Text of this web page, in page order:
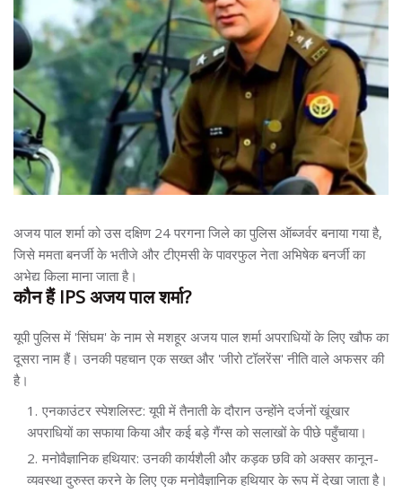
अजय पाल शर्मा को उस दक्षिण 24 परगना जिले का पुलिस ऑब्जर्वर बनाया गया है,
जिसे ममता बनर्जी के भतीजे और टीएमसी के पावरफुल नेता अभिषेक बनर्जी का
अभेद्य किला माना जाता है।
कौन हैं IPS अजय पाल शर्मा?
यूपी पुलिस में 'सिंघम' के नाम से मशहूर अजय पाल शर्मा अपराधियों के लिए खौफ का
दूसरा नाम हैं। उनकी पहचान एक सख्त और 'जीरो टॉलरेंस' नीति वाले अफसर की
है।
एनकाउंटर स्पेशलिस्ट: यूपी में तैनाती के दौरान उन्होंने दर्जनों खूंखार
अपराधियों का सफाया किया और कई बड़े गैंग्स को सलाखों के पीछे पहुँचाया।
मनोवैज्ञानिक हथियार: उनकी कार्यशैली और कड़क छवि को अक्सर कानून-
व्यवस्था दुरुस्त करने के लिए एक मनोवैज्ञानिक हथियार के रूप में देखा जाता है।